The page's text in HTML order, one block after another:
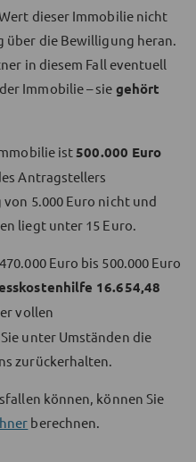
dieser Immobilie nicht
über die Bewilligung heran.
in diesem Fall eventuell
Immobilie – sie gehört
ist500.000 Euro
Antragstellers
5.000 Euro nicht und
liegt unter 15 Euro.
Euro bis 500.000 Euro
16.654,48
vollen
unter Umständen die
zurückerhalten.
können, können Sie
berechnen.